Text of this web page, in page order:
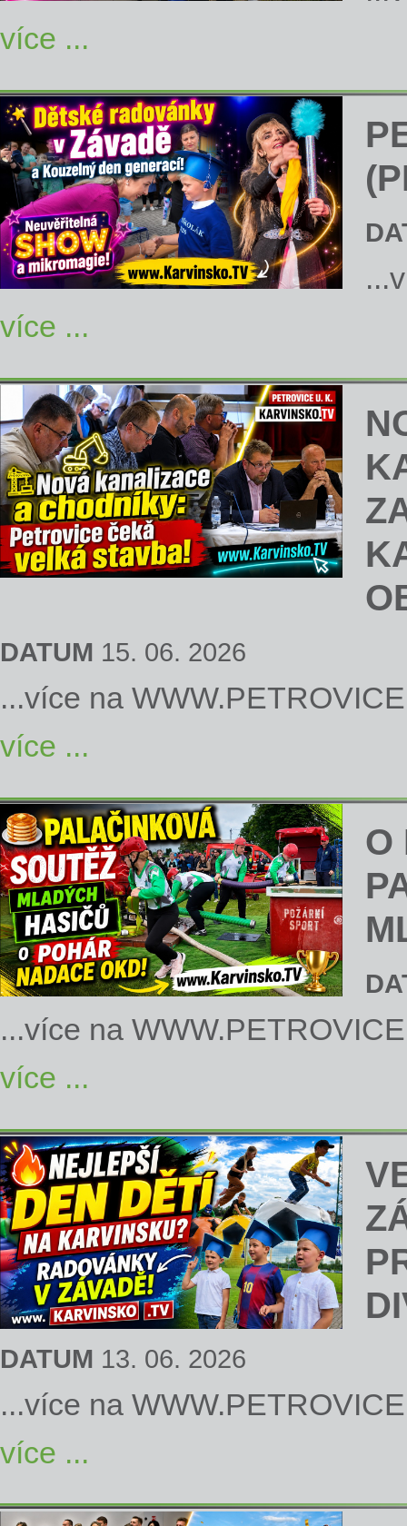
více ...
více ...
DATUM 15. 06. 2026
...více na
více ...
O
...více na
více ...
DATUM 13. 06. 2026
...více na
více ...